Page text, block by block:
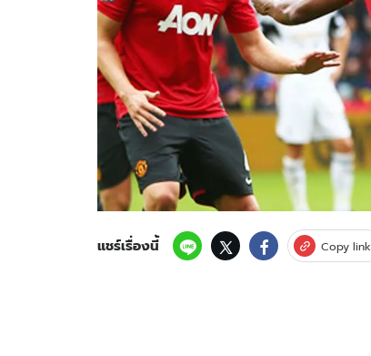
ดาวน์โหลดสนุกแอปฟรี ติดตาม
สงวนลิขสิทธิ์ ©2569บริษัท อิมเมจ ฟิวเจอร์ (ประเทศไทย) จำกั
แชร์เรื่องนี้ Copy link